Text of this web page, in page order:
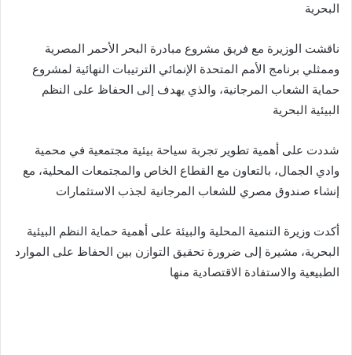
البحرية
ناقشت الوزيرة مع فريق مشروع مبادرة البحر الأحمر المصرية
وممثلي برنامج الأمم المتحدة الإنمائي الترتيبات النهائية لمشروع
حماية الشعاب المرجانية، والذي يهدف إلى الحفاظ على النظم
البيئية البحرية
شددت على أهمية تطوير تجربة سياحة بيئية مجتمعية في محمية
وادي الجمال، بالتعاون مع القطاع الخاص والمجتمعات المحلية، مع
إنشاء صندوق مصري للشعاب المرجانية لجذب الاستثمارات
أكدت وزيرة التنمية المحلية والبيئة على أهمية حماية النظم البيئية
البحرية، مشيرة إلى ضرورة تحقيق التوازن بين الحفاظ على الموارد
الطبيعية والاستفادة الاقتصادية منها